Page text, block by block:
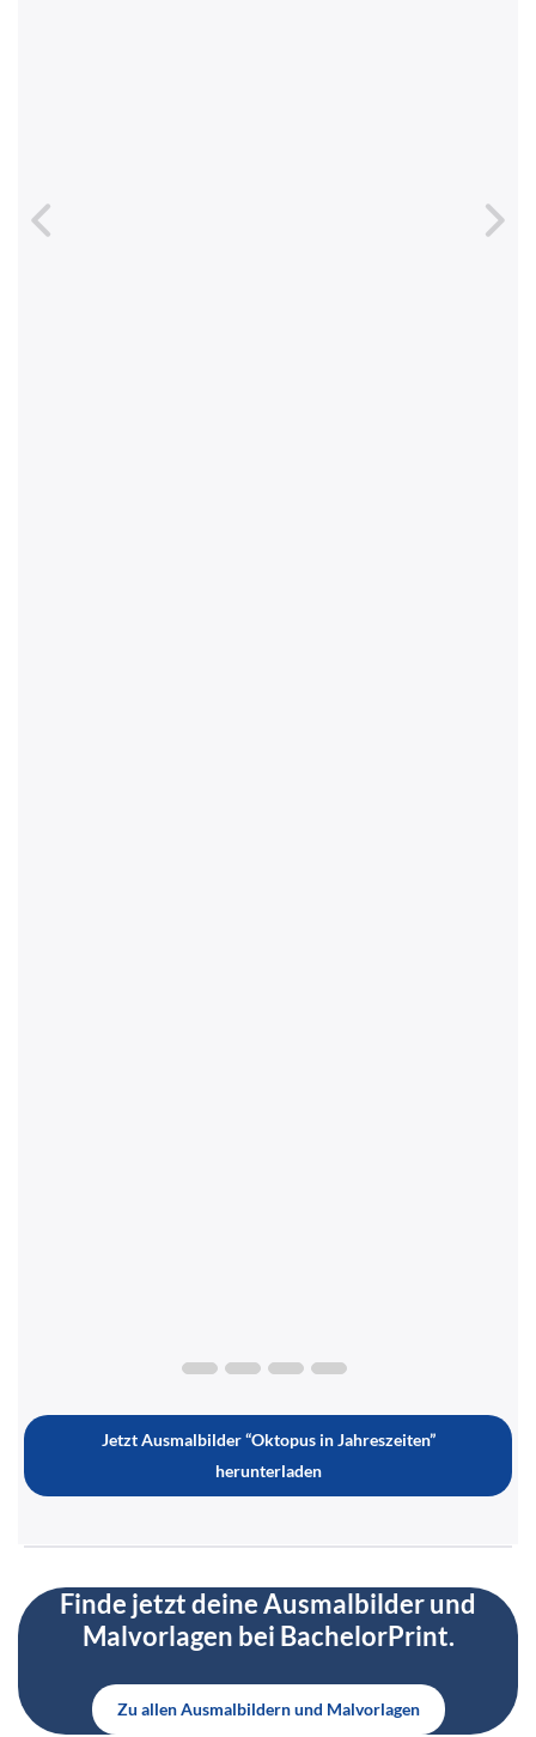
Jetzt Ausmalbilder “Oktopus in Jahreszeiten”
herunterladen
Finde jetzt deine Ausmalbilder und
Malvorlagen bei BachelorPrint.
Zu allen Ausmalbildern und Malvorlagen